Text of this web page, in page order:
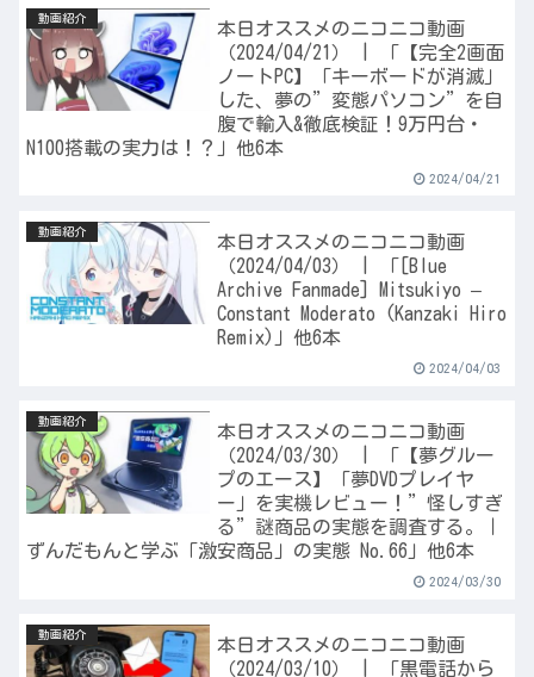
動画紹介
本日オススメのニコニコ動画
（2024/04/21） | 「【完全2画面
ノートPC】「キーボードが消滅」
した、夢の”変態パソコン”を自
腹で輸入&徹底検証！9万円台・
N100搭載の実力は！？」他6本
2024/04/21
動画紹介
本日オススメのニコニコ動画
（2024/04/03） | 「[Blue
Archive Fanmade] Mitsukiyo –
Constant Moderato (Kanzaki Hiro
Remix)」他6本
2024/04/03
動画紹介
本日オススメのニコニコ動画
（2024/03/30） | 「【夢グルー
プのエース】「夢DVDプレイヤ
ー」を実機レビュー！”怪しすぎ
る”謎商品の実態を調査する。｜
ずんだもんと学ぶ「激安商品」の実態 No.66」他6本
2024/03/30
動画紹介
本日オススメのニコニコ動画
（2024/03/10） | 「黒電話から